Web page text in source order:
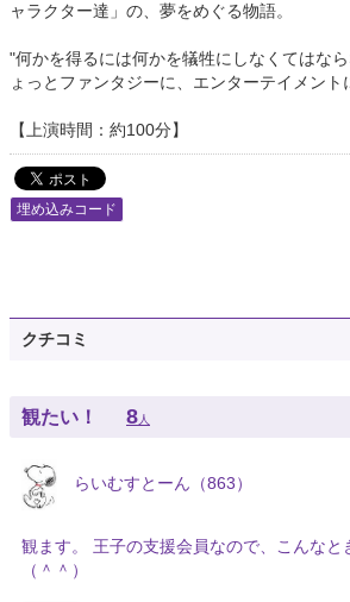
ャラクター達」の、夢をめぐる物語。
"何かを得るには何かを犠牲にしなくてはな
ょっとファンタジーに、エンターテイメント
【上演時間：約100分】
埋め込みコード
クチコミ
観たい！ 8人
らいむすとーん（863）
観ます。 王子の支援会員なので、こんなと
（＾＾）